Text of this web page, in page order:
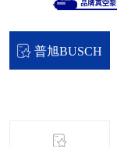
普旭BUSCH